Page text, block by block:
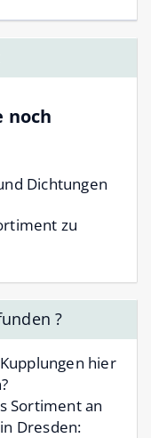
noch
Dichtungen
zu
?
hier
Sortiment an
Dresden: